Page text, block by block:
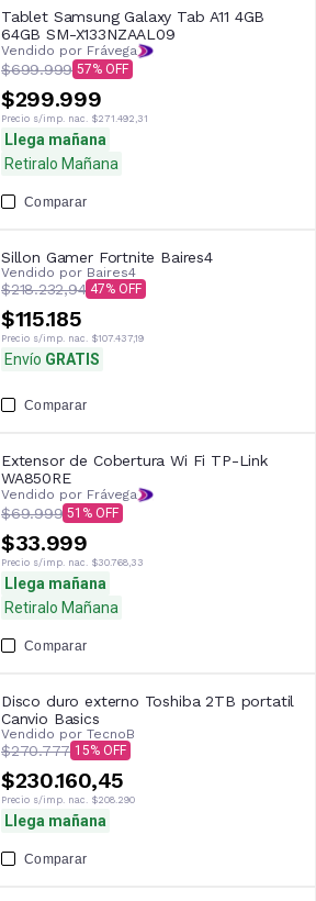
Tablet Samsung Galaxy Tab A11 4GB
64GB SM-X133NZAAL09
Vendido por Frávega
$699.999 57
$299.999
Precio s/imp. nac. $271.492,31
Llega mañana
Retiralo Mañana
Comparar
Sillon Gamer Fortnite Baires4
Vendido por Baires4
$218.232,94 47
$115.185
Precio s/imp. nac. $107.437,19
Envío GRATIS
Comparar
Extensor de Cobertura Wi Fi TP-Link
WA850RE
Vendido por Frávega
$69.999 51
$33.999
Precio s/imp. nac. $30.768,33
Llega mañana
Retiralo Mañana
Comparar
Disco duro externo Toshiba 2TB portatil
Canvio Basics
Vendido por TecnoB
$270.777 15
$230.160,45
Precio s/imp. nac. $208.290
Llega mañana
Comparar